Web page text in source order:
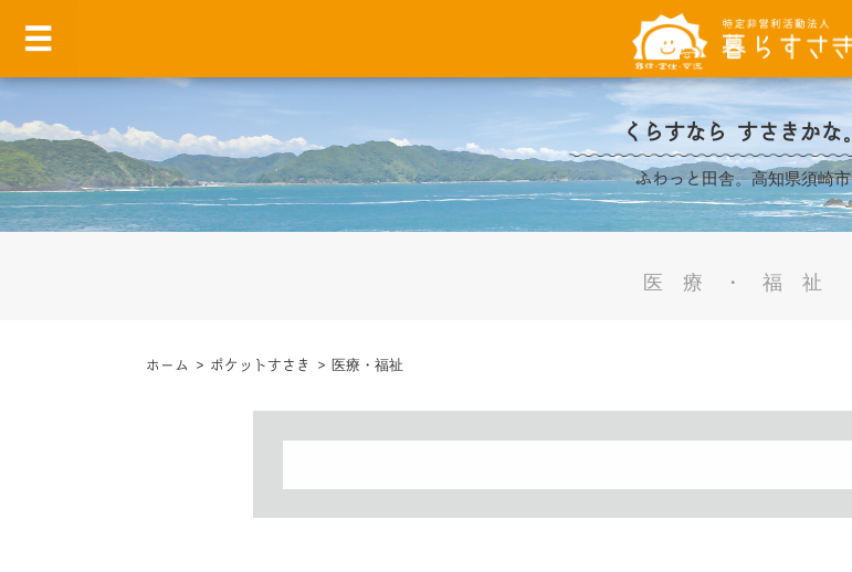
くらすなら すさきかな。
ふわっと田舎。高知県須崎市
医療・福祉
ホーム > ポケットすさき > 医療・福祉